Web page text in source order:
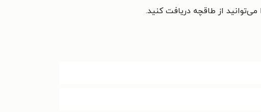
از طاقچه دریافت کنید.